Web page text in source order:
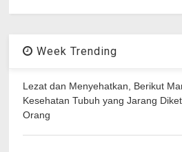
Week Trending
Lezat dan Menyehatkan, Berikut
Kesehatan Tubuh yang Jarang
Orang